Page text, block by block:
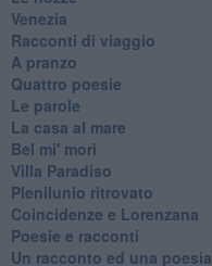
Venezia
Racconti di viaggio
A pranzo
Quattro poesie
Le parole
La casa al mare
Bel mi' morì
Villa Paradiso
Plenilunio ritrovato
Coincidenze e Lorenzana
Poesie e racconti
Un racconto ed una poesia